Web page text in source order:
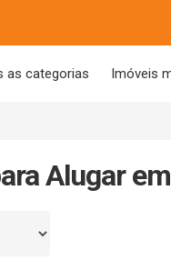
as categorias Imóveis
Alugar